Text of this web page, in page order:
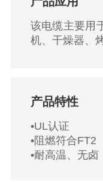
该电缆主要用
机、干燥器、
产品特性
•UL认证
•阻燃符合FT2
•耐高温、无卤